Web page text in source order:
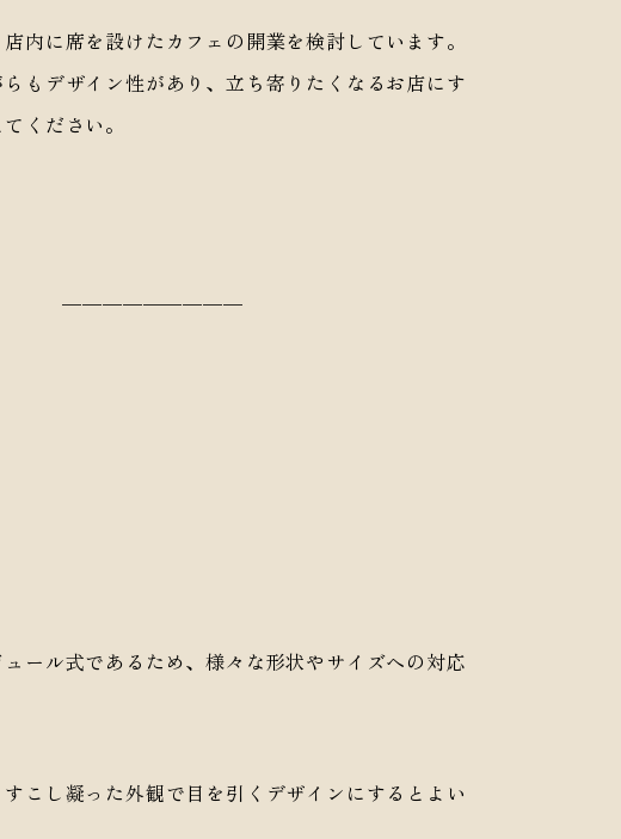
内に席を設けたカフェの開業を検討しています。
もデザイン性があり、立ち寄りたくなるお店にす
ください。
—————————
ール式であるため、様々な形状やサイズへの対応
こし凝った外観で目を引くデザインにするとよい